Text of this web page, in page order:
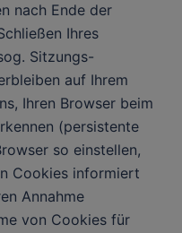
nach Ende der
Ihres
Sitzungs-
auf Ihrem
Ihren Browser beim
(persistente
so einstellen,
Cookies informiert
Annahme
von Cookies für